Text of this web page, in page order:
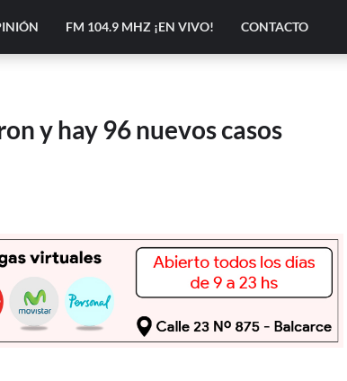
FM 104.9 MHZ ¡EN VIVO! CONTACTO
y hay 96 nuevos casos